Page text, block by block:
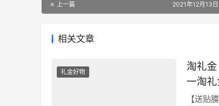
上一篇 2021年12月13
相关文章
礼金好物
淘礼
一淘
【送贴